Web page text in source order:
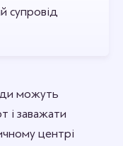
супровід
можуть
і заважати
центрі